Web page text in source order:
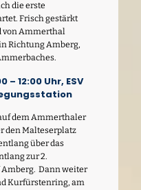
die erste
Frisch gestärkt
von Ammerthal
Richtung Amberg,
12:00 Uhr, ESV
dem Ammerthaler
den Malteserplatz
über das
zur 2.
Amberg. Dann weiter
Kurfürstenring, am